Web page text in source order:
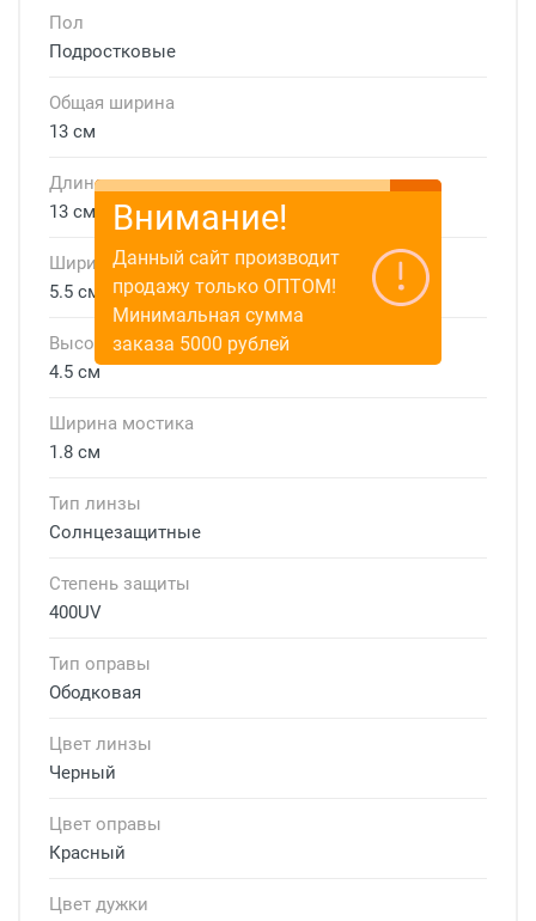
Пол
Подростковые
Общая ширина
13 см
Длина дужки
13 см
Ширина линзы
5.5 см
Высота линзы
4.5 см
Ширина мостика
1.8 см
Тип линзы
Солнцезащитные
Степень защиты
400UV
Тип оправы
Ободковая
Цвет линзы
Черный
Цвет оправы
Красный
Цвет дужки
Внимание!
Данный сайт производит
продажу только ОПТОМ!
Минимальная сумма
заказа 5000 рублей